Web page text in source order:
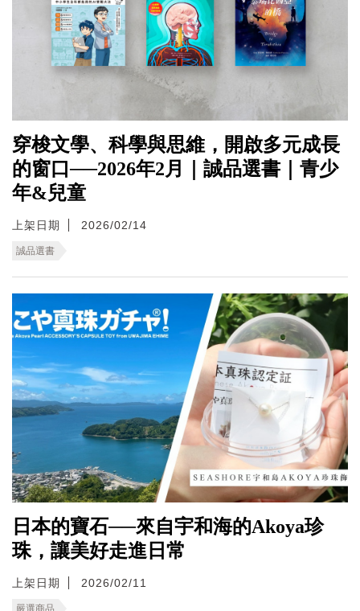
穿梭文學、科學與思維，開啟多元成長
的窗口──2026年2月｜誠品選書｜青少
年&兒童
上架日期 2026/02/14
誠品選書
日本的寶石──來自宇和海的Akoya珍
珠，讓美好走進日常
上架日期 2026/02/11
嚴選商品